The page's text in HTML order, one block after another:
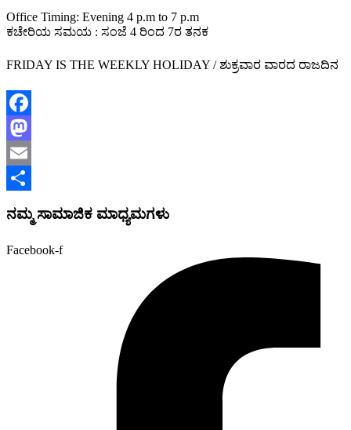
Office Timing: Evening 4 p.m to 7 p.m
ಕಚೇರಿಯ ಸಮಯ : ಸಂಜೆ 4 ರಿಂದ 7ರ ತನಕ
FRIDAY IS THE WEEKLY HOLIDAY / ಶುಕ್ರವಾರ ವಾರದ ರಾಜದಿನ
Facebook
Mastodon
Email
ನಮ್ಮ ಸಾಮಾಜಿಕ ಮಾಧ್ಯಮಗಳು
Facebook-f